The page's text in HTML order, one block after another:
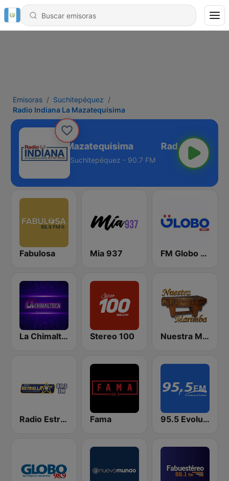
Emisoras
Suchitepéquez
Radio Indiana La Mazatequisima
Indiana La Mazatequisima
Suchitepéquez - 90.7 FM
Fabulosa Mia 937 FM Globo 98.9
La Chimalteca Radio Stereo 100 Nuestra Marimba
Radio Estrella Fama 95.5 Evolución